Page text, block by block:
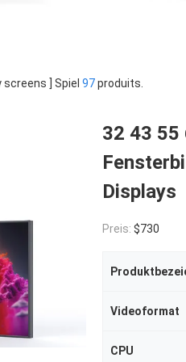
] Spiel 97produits.
32 43 55
Displays
Preis: $730
Videoformat
CPU